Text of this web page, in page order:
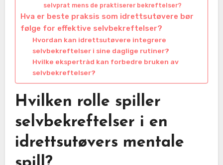
selvprat mens de praktiserer bekreftelser?
Hva er beste praksis som idrettsutøvere bør
følge for effektive selvbekreftelser?
Hvordan kan idrettsutøvere integrere
selvbekreftelser i sine daglige rutiner?
Hvilke ekspertråd kan forbedre bruken av
selvbekreftelser?
Hvilken rolle spiller
selvbekreftelser i en
idrettsutøvers mentale